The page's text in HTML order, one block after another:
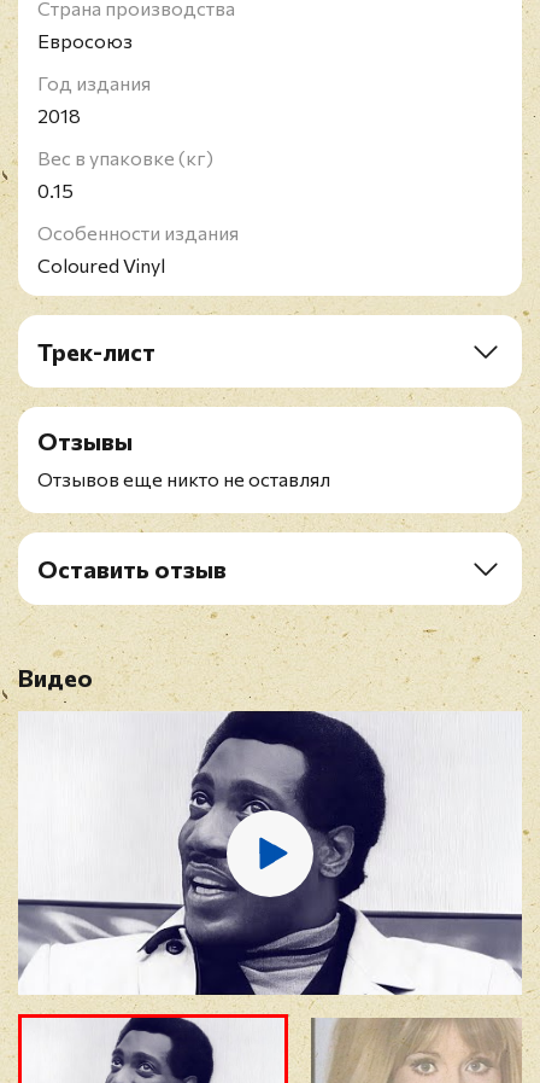
Страна производства
Евросоюз
Год издания
2018
Вес в упаковке (кг)
0.15
Особенности издания
Coloured Vinyl
Трек-лист
A1. (Sittin' On) The Dock Of The Bay
B1. Sweet Lorene
Отзывы
Отзывов еще никто не оставлял
Оставить отзыв
Имя*
Отзыв*
Видео